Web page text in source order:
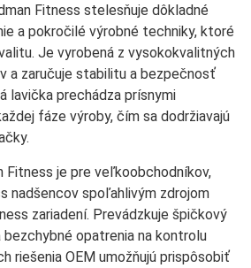
Fitness stelesňuje dôkladné
a pokročilé výrobné techniky, ktoré
Je vyrobená z vysokokvalitných
a zaručuje stabilitu a bezpečnosť
lavička prechádza prísnymi
fáze výroby, čím sa dodržiavajú
Fitness je pre veľkoobchodníkov,
nadšencov spoľahlivým zdrojom
zariadení. Prevádzkuje špičkový
bezchybné opatrenia na kontrolu
riešenia OEM umožňujú prispôsobiť